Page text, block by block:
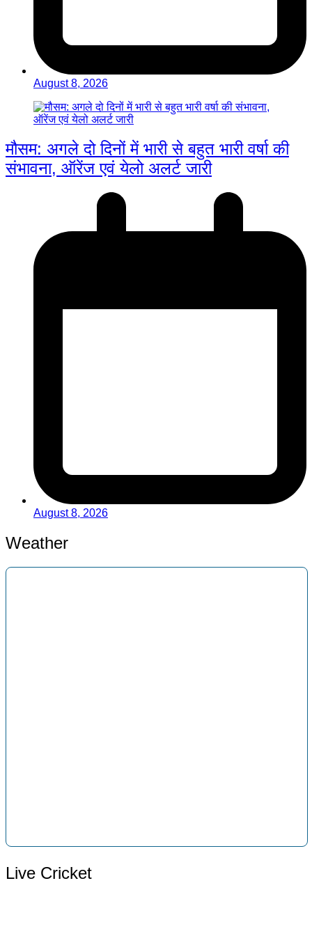
August 8, 2026
मौसम: अगले दो दिनों में भारी से बहुत भारी वर्षा की
संभावना, ऑरेंज एवं येलो अलर्ट जारी
August 8, 2026
Weather
Live Cricket